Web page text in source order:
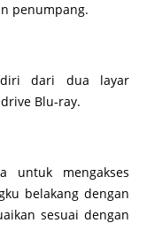
penumpang.
dari dua layar
Blu-ray.
untuk mengakses
belakang dengan
sesuai dengan